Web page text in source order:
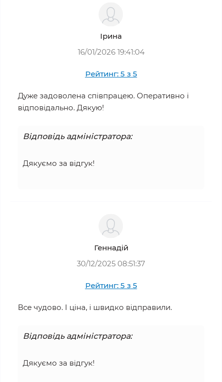
Ірина
16/01/2026 19:41:04
Рейтинг: 5 з 5
Дуже задоволена співпрацею. Оперативно і
відповідально. Дякую!
Відповідь адміністратора:
Дякуємо за відгук!
Геннадій
30/12/2025 08:51:37
Рейтинг: 5 з 5
Все чудово. І ціна, і швидко відправили.
Відповідь адміністратора:
Дякуємо за відгук!